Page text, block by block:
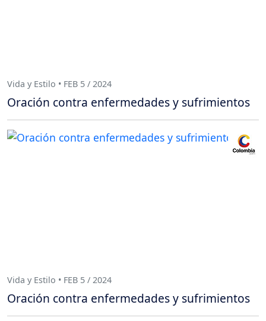
Vida y Estilo • FEB 5 / 2024
Oración contra enfermedades y sufrimientos
Vida y Estilo • FEB 5 / 2024
Oración contra enfermedades y sufrimientos